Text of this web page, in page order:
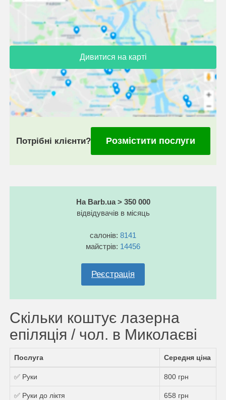
Дивитися на карті
Потрібні клієнти? Розмістити послуги
На Barb.ua > 350 000
відвідувачів в місяць
салонів: 8141
майстрів: 14456
Реєстрація
Скільки коштує лазерна
епіляція / чол. в Миколаєві
Послуга Середня ціна
✅ Руки 800 грн
✅ Руки до ліктя 658 грн